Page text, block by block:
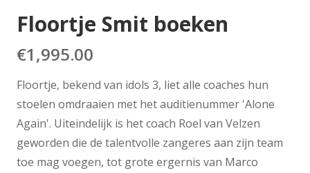
Floortje Smit boeken
€1,995.00
Floortje, bekend van idols 3, liet alle coaches hun
stoelen omdraaien met het auditienummer 'Alone
Again'. Uiteindelijk is het coach Roel van Velzen
geworden die de talentvolle zangeres aan zijn team
toe mag voegen, tot grote ergernis van Marco